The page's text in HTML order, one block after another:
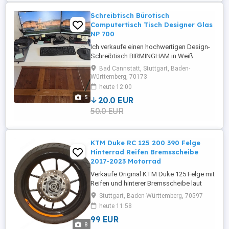
5
Schreibtisch Bürotisch
Computertisch Tisch Designer Glas
NP 700
Ich verkaufe einen hochwertigen Design-
Schreibtisch BIRMINGHAM in Weiß
Hochglanz mit elegantem Glasstandfuß.
Der Schreibtisch überzeugt durch sein
modernes, minimalistisches Design und
Büro oder Arbeitszimmer. Der Neupreis
lag bei über 700 Hier der Tisch ...
Bad Cannstatt, Stuttgart, Baden-
Württemberg, 70173
heute 12:00
20.0 EUR
50.0 EUR
8
KTM Duke RC 125 200 390 Felge
Hinterrad Reifen Bremsscheibe
2017-2023 Motorrad
Verkaufe Original KTM Duke 125 Felge mit
Reifen und hinterer Bremsscheibe laut
Teilekatalog passgenau für Baujahre 2017
2020, kompatibel mit (wahrscheinlich)
2021 2023 und auch weiteren Modellen.
Felge wurde gründlich gereinigt und hat
Stuttgart, Baden-Württemberg, 70597
heute 11:58
99 EUR